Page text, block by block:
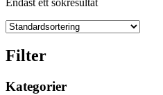
Filter
Kategorier